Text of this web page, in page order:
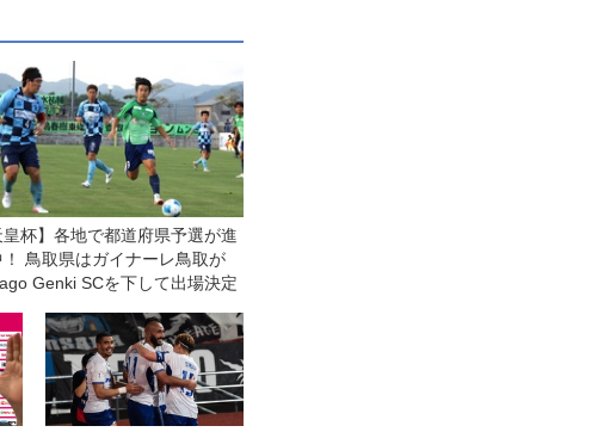
皇杯】各地で都道府県予選が進
！ 鳥取県はガイナーレ鳥取が
Genki SCを下して出場決定